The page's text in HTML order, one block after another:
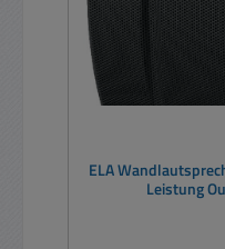
ELA
Leistung